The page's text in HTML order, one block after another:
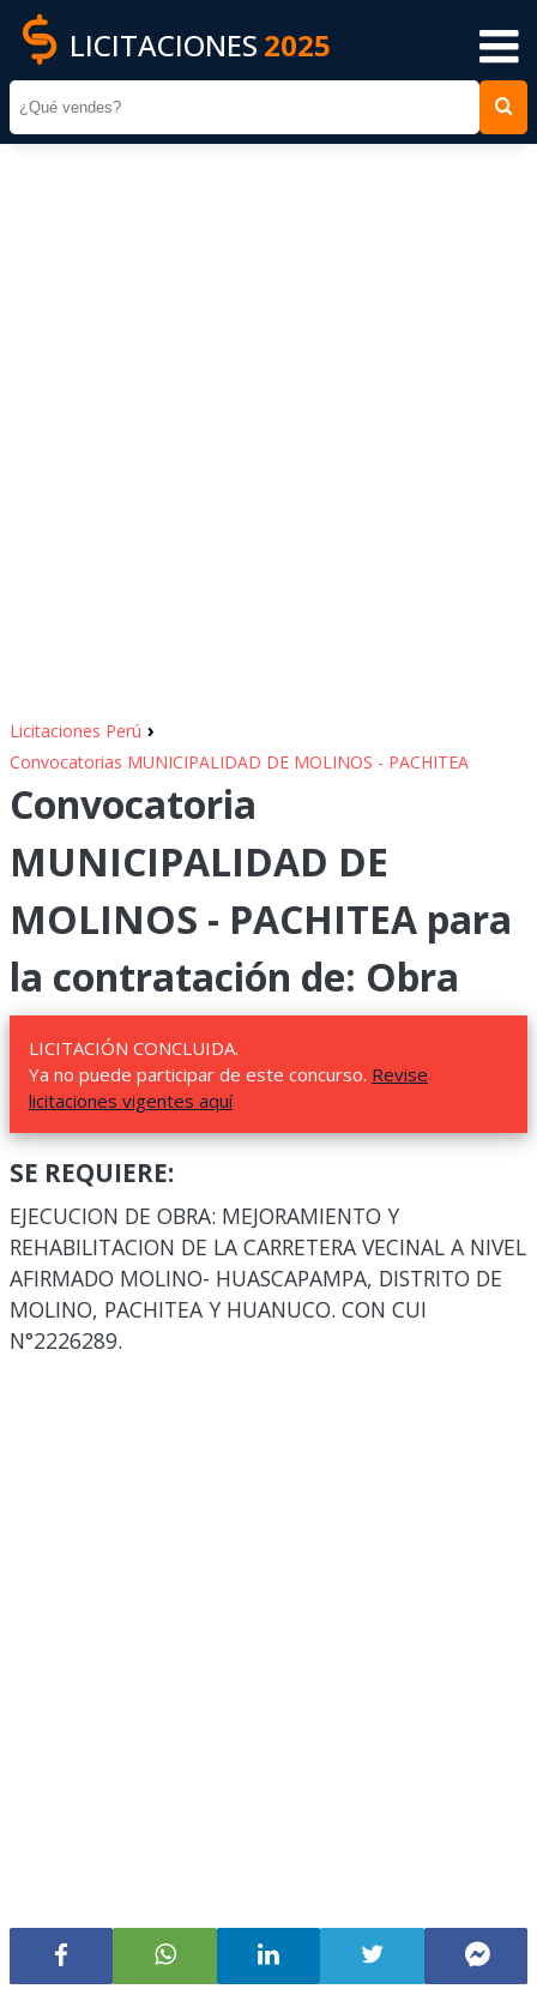
LICITACIONES 2025
Licitaciones Perú ›
Convocatorias MUNICIPALIDAD DE MOLINOS - PACHITEA
Convocatoria
MUNICIPALIDAD DE
MOLINOS - PACHITEA para
la contratación de: Obra
LICITACIÓN CONCLUIDA.
Ya no puede participar de este concurso. Revise
licitaciones vigentes aquí
SE REQUIERE:
EJECUCION DE OBRA: MEJORAMIENTO Y
REHABILITACION DE LA CARRETERA VECINAL A NIVEL
AFIRMADO MOLINO- HUASCAPAMPA, DISTRITO DE
MOLINO, PACHITEA Y HUANUCO. CON CUI
N°2226289.